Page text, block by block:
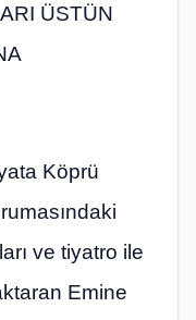
ÜSTÜN
Köprü
ve tiyatro ile
Emine